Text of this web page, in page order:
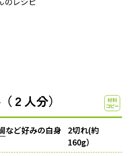
２人分）
など好みの白身 2切れ(約
160g）